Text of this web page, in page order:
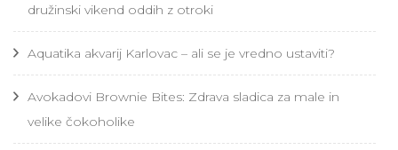
družinski vikend oddih z otroki
Aquatika akvarij Karlovac – ali se je vredno ustaviti?
Avokadovi Brownie Bites: Zdrava sladica za male in
velike čokoholike